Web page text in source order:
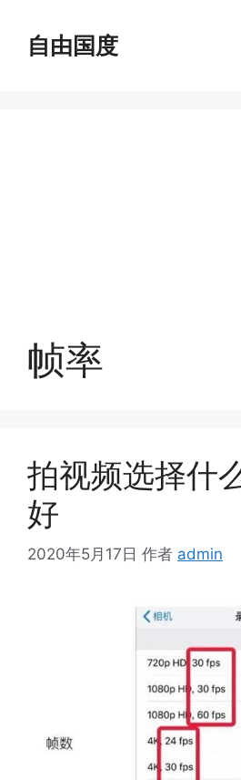
自由国度
帧率
拍视频选择什
好
2020年5月17日 作者 admin